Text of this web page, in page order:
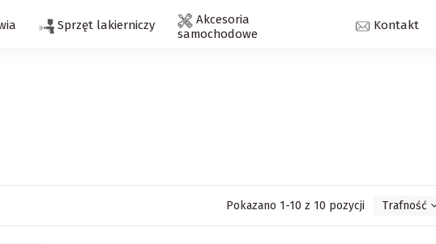
Sprzęt lakierniczy
Akcesoria
samochodowe
Kontakt
Pokazano 1-10 z 10 pozycji Trafność